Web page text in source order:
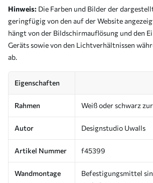
Hinweis: Die Farben und Bilder der
geringfügig von den auf der Website
hängt von der Bildschirmauflösung und den
Geräts sowie von den Lichtverhältnissen
ab.
Eigenschaften
Rahmen Weiß oder schwarz
Autor Designstudio Uwalls
Artikel Nummer f45399
Wandmontage
Befestigungsmittel